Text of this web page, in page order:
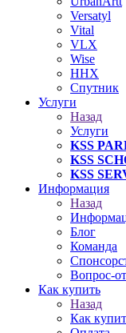
Versatyl
Vital
VLX
Wise
ННХ
Спутник
Услуги
Назад
Услуги
KSS
KSS
KSS
Информация
Назад
Блог
Команда
Вопрос-
Как купить
Назад
Как